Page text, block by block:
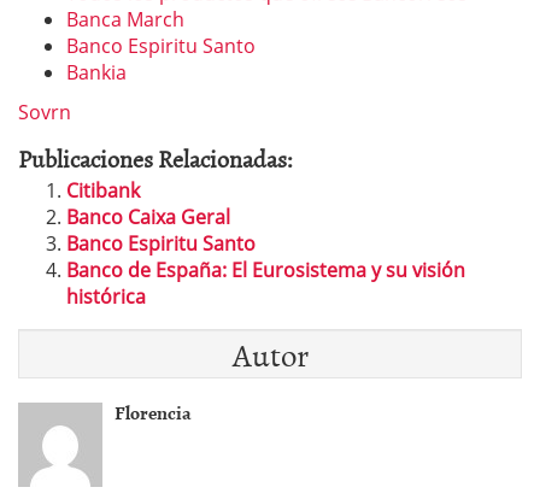
Banca March
Banco Espiritu Santo
Bankia
Sovrn
Publicaciones Relacionadas:
Citibank
Banco Caixa Geral
Banco Espiritu Santo
Banco de España: El Eurosistema y su visión
histórica
Autor
Florencia